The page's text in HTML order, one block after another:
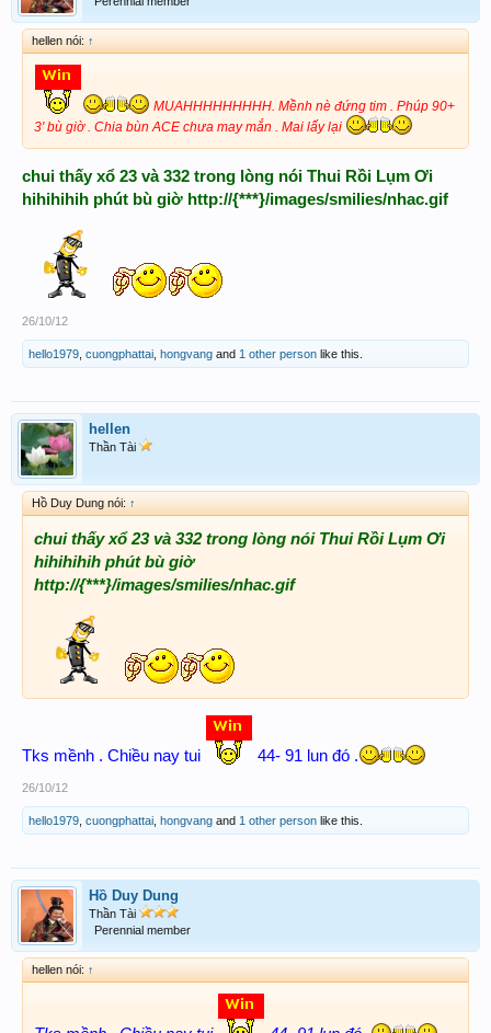
hellen nói: ↑
MUAHHHHHHHHH. Mềnh nè đứng tim . Phúp 90+
3' bù giờ . Chia bùn ACE chưa may mắn . Mai lấy lại
chui thấy xổ 23 và 332 trong lòng nói Thui Rồi Lụm Ơi
hihihihih phút bù giờ http://{***}/images/smilies/nhac.gif
26/10/12
hello1979 cuongphattai hongvang and 1 other person like this.
hellen
Thần Tài
Hồ Duy Dung nói: ↑
chui thấy xổ 23 và 332 trong lòng nói Thui Rồi Lụm Ơi
hihihihih phút bù giờ
http://{***}/images/smilies/nhac.gif
Tks mềnh . Chiều nay tui 44- 91 lun đó .
26/10/12
hello1979 cuongphattai hongvang and 1 other person like this.
Hồ Duy Dung
Thần Tài
Perennial member
hellen nói: ↑